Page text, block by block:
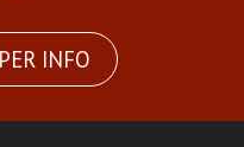
INFO